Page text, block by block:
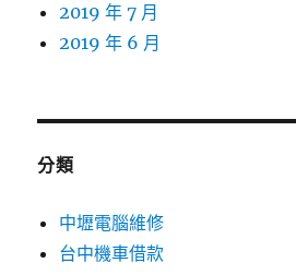
2019 年 7 月
2019 年 6 月
分類
中壢電腦維修
台中機車借款